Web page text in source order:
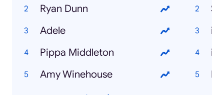
Ryan Dunn
Adele
Pippa Middleton
Amy Winehouse